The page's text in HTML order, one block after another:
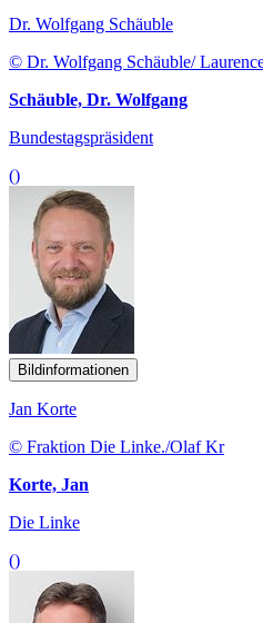
Dr. Wolfgang Schäuble
© Dr. Wolfgang Schäuble/
Schäuble, Dr. Wolfgang
Bundestagspräsident
()
Bildinformationen
Jan Korte
© Fraktion Die Linke./Olaf Kr
Korte, Jan
Die Linke
()